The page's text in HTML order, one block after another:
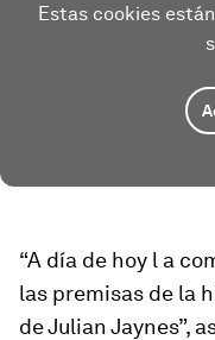
Estas cookies
“A día de hoy l a
las premisas de la
de Julian Jaynes”,